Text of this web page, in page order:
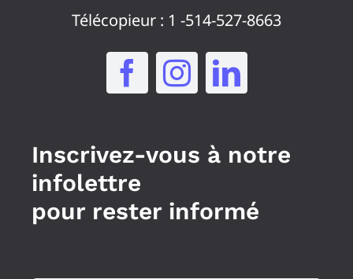
Télécopieur : 1 -514-527-8663
Inscrivez-vous à notre
infolettre
pour rester informé